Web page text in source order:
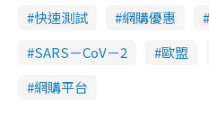
快速測試
網購優惠
SARS－CoV－2
歐盟
網購平台